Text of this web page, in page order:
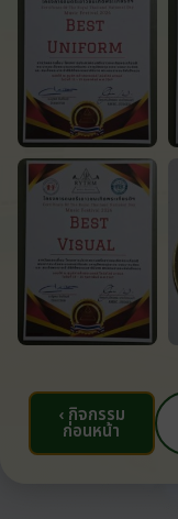
‹ กิจกรรม
ก่อนหน้า